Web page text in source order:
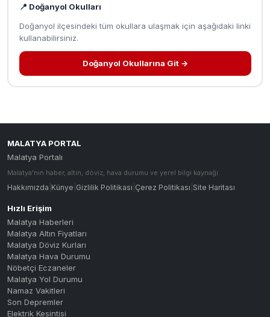
📍 Doğanyol Okulları
Doğanyol ilçesindeki tüm okullara ulaşmak için aşağıdaki linki
kullanabilirsiniz.
Doğanyol Okullarına Git →
MALATYA PORTAL
Malatya Portalı
Malatya'nın haber, altın, döviz, hava durumu ve yerel bilgi kaynağı.
Hakkımızda Künye Gizlilik Politikası Çerez Politikası Site Haritası
Hızlı Erişim
Malatya Haberleri
Malatya Altın Fiyatları
Malatya Döviz Kurları
Malatya Hava Durumu
Nöbetçi Eczaneler
Malatya Yol Durumu
Namaz Vakitleri
Son Depremler
Elektrik Kesintisi